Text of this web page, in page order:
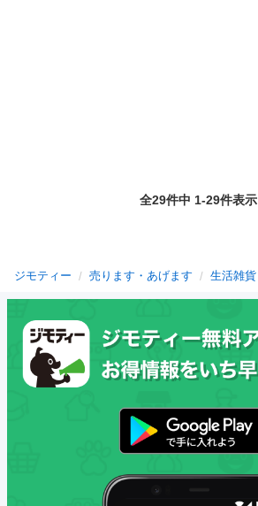
全29件中 1-29件表示
ジモティー 売ります・あげます 生活雑貨